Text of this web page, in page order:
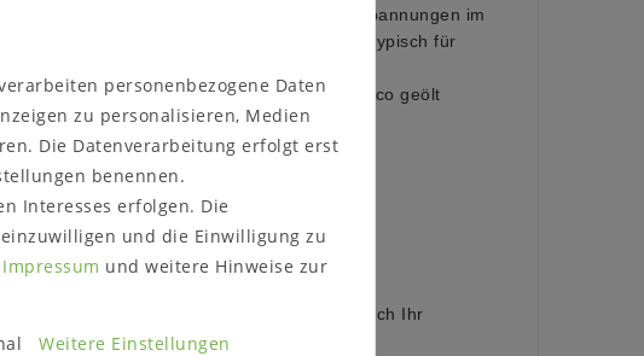
verändern und die Äste werden sichtbarer. Spannungen im
Haarrisse und ein Verziehen des Holzes sind typisch für
natur geölt (Abbildung) oder bianco geölt
:
max. 15 Kg
20 Kg
Sie vor dem Bestellen, ob das Möbelstück durch Ihr
die Zugänge passt.
personenbezogene Daten
zu personalisieren, Medien
Die Datenverarbeitung erfolgt erst
benennen.
Interesses erfolgen. Die
und die Einwilligung zu
Impressum und weitere Hinweise zur
Weitere Einstellungen